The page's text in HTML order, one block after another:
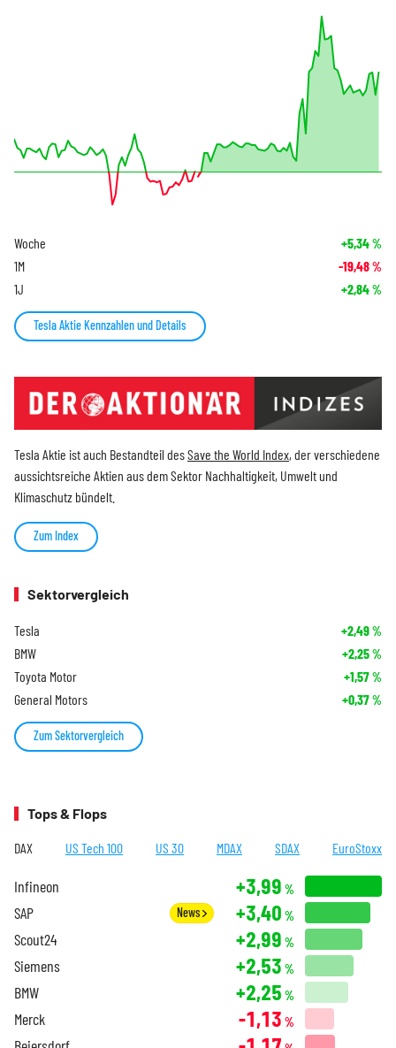
Woche +5,34%
1M -19,48%
1J +2,84%
Tesla Aktie Kennzahlen und Details
Tesla Aktie ist auch Bestandteil desSave the World Index, der verschiedene
aussichtsreiche Aktien aus dem Sektor Nachhaltigkeit, Umwelt und
Klimaschutz bündelt.
Zum Index
Sektorvergleich
Tesla +2,49%
BMW +2,25%
Toyota Motor +1,57%
General Motors +0,37%
Zum Sektorvergleich
Tops & Flops
DAX US Tech 100 US 30 MDAX SDAX EuroStoxx
Infineon +3,99 %
SAP News +3,40 %
Scout24 +2,99 %
Siemens +2,53 %
BMW +2,25 %
Merck -1,13 %